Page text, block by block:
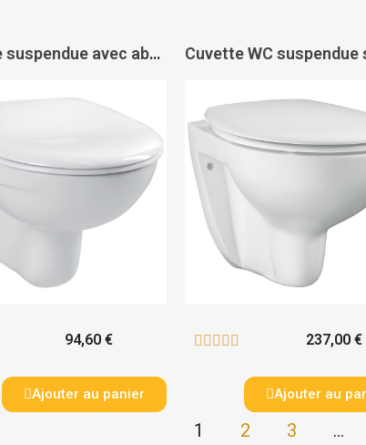
Cuvette suspendue avec abattant Similaire S4-13 - SIMILAIRE
94,60 €
Ajouter au panier
     237,00 €
Ajouter au
1 2 3 …